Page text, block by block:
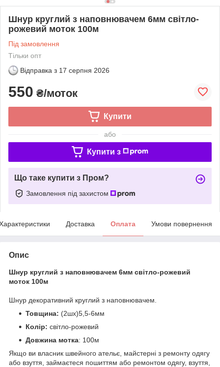
Шнур круглий з наповнювачем 6мм світло-
рожевий моток 100м
Під замовлення
Тільки опт
Відправка з 17 серпня 2026
550 ₴/моток
Купити
або
Купити з
Що таке купити з Пром?
Замовлення під захистом
Доставка Оплата Умови повернення
Опис
Шнур круглий з наповнювачем 6мм світло-рожевий
моток 100м
Шнур декоративний круглий з наповнювачем.
Товщина: (2шх)5,5-6мм
Колір: світло-рожевий
Довжина мотка: 100м
Якщо ви власник швейного ательє, майстерні з ремонту одягу
або взуття, займаєтеся пошиттям або ремонтом одягу, взуття,